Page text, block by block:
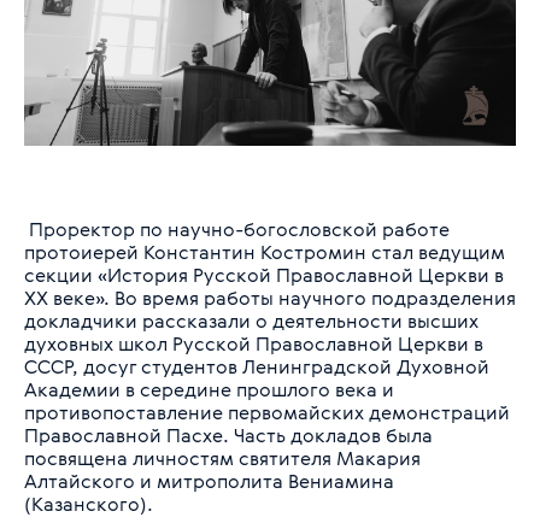
Проректор по научно-богословской работе
протоиерей Константин Костромин стал ведущим
секции «История Русской Православной Церкви в
XX веке». Во время работы научного подразделения
докладчики рассказали о деятельности высших
духовных школ Русской Православной Церкви в
СССР, досуг студентов Ленинградской Духовной
Академии в середине прошлого века и
противопоставление первомайских демонстраций
Православной Пасхе. Часть докладов была
посвящена личностям святителя Макария
Алтайского и митрополита Вениамина
(Казанского).